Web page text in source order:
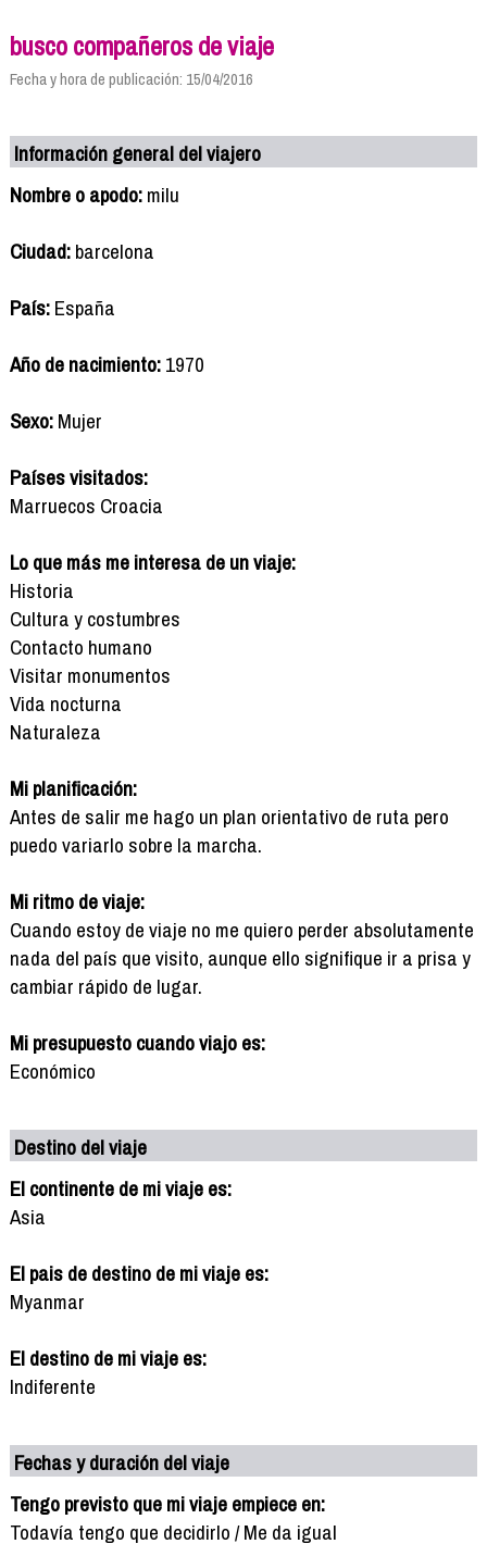
busco compañeros de viaje
Fecha y hora de publicación: 15/04/2016
Información general del viajero
Nombre o apodo:milu
Ciudad:barcelona
País:España
Año de nacimiento:1970
Sexo:Mujer
Países visitados:
Marruecos Croacia
Lo que más me interesa de un viaje:
Historia
Cultura y costumbres
Contacto humano
Visitar monumentos
Vida nocturna
Naturaleza
Mi planificación:
Antes de salir me hago un plan orientativo de ruta pero
puedo variarlo sobre la marcha.
Mi ritmo de viaje:
Cuando estoy de viaje no me quiero perder absolutamente
nada del país que visito, aunque ello signifique ir a prisa y
cambiar rápido de lugar.
Mi presupuesto cuando viajo es:
Económico
Destino del viaje
El continente de mi viaje es:
Asia
El pais de destino de mi viaje es:
Myanmar
El destino de mi viaje es:
Indiferente
Fechas y duración del viaje
Tengo previsto que mi viaje empiece en:
Todavía tengo que decidirlo / Me da igual